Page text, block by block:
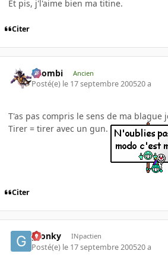
Et pis, j'l'aime bien ma titine.
Citer
XZombi Ancien
Posté(e) le 17 septembre 200520 a
T'as pas compris le sens de ma blague
Tirer = tirer avec un gun.
Citer
gronky INpactien
Posté(e) le 17 septembre 200520 a